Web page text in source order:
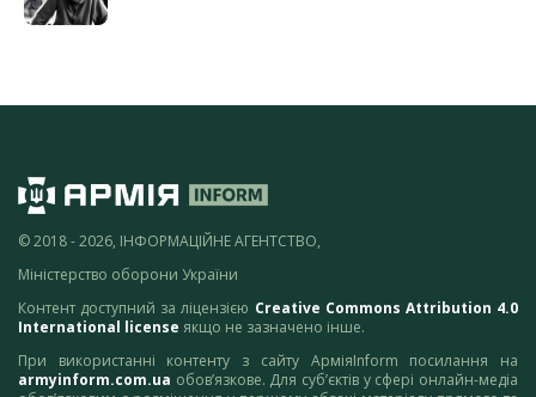
© 2018 - 2026, ІНФОРМАЦІЙНЕ АГЕНТСТВО,
Міністерство оборони України
Контент доступний за ліцензією Creative Commons Attribution 4.0
International license якщо не зазначено інше.
При використанні контенту з сайту АрміяInform посилання на
armyinform.com.ua обов’язкове. Для суб’єктів у сфері онлайн-медіа